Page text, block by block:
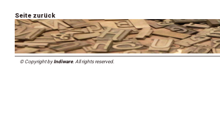
Seite zurück
© Copyright byIndiware. All rights reserved.